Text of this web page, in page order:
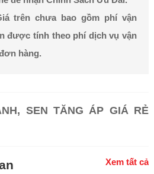
trên chưa bao gồm phí vận
được tính theo phí dịch vụ vận
hàng.
SEN TĂNG ÁP GIÁ RẺ
Xem tất cả